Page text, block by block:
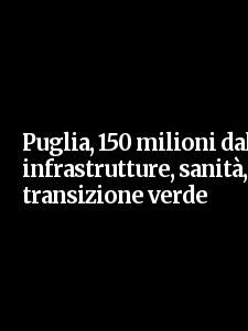
Puglia, 150 milioni
infrastrutture,
transizione verde